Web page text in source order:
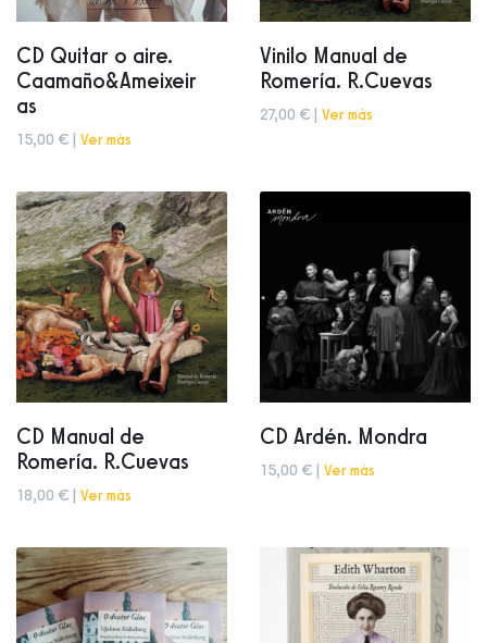
CD Quitar o aire.
Caamaño&Ameixeir
as
15,00 € | Ver más
Vinilo Manual de
Romería. R.Cuevas
27,00 € | Ver más
CD Manual de
Romería. R.Cuevas
18,00 € | Ver más
CD Ardén. Mondra
15,00 € | Ver más